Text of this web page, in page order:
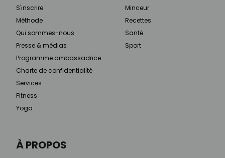
À PROPOS
S'inscrire
Méthode
Qui sommes-nous
Presse & médias
Programme ambassadrice
Charte de confidentialité
Services
Fitness
Yoga
Minceur
Recettes
Santé
Sport